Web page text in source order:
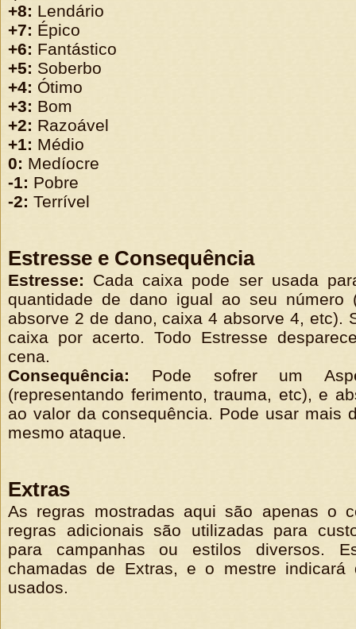
+8: Lendário
+7: Épico
+6: Fantástico
+5: Soberbo
+4: Ótimo
+3: Bom
+2: Razoável
+1: Médio
0: Medíocre
-1: Pobre
-2: Terrível
Estresse e Consequência
Estresse: Cada caixa pode ser usada
quantidade de dano igual ao seu número
absorve 2 de dano, caixa 4 absorve 4, etc).
caixa por acerto. Todo Estresse
cena.
Consequência: Pode sofrer um
(representando ferimento, trauma, etc), e
ao valor da consequência. Pode usar mais
mesmo ataque.
Extras
As regras mostradas aqui são apenas o
regras adicionais são utilizadas para
para campanhas ou estilos diversos.
chamadas de Extras, e o mestre indicará
usados.